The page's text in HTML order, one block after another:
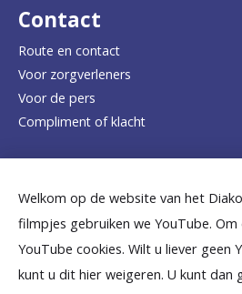
Welkom op de website van het
filmpjes gebruiken we YouTube.
YouTube cookies. Wilt u liever geen
kunt u dit hier weigeren. U kunt dan
d
e
h
o
p
a
g
Contact
Route en contact
Voor zorgverleners
Voor de pers
Compliment of klacht
Dicht bij jou
B
e
B
e
B
e
B
e